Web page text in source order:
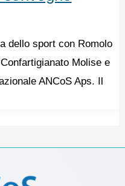
dello sport con Romolo
Molise e
ANCoS Aps. Il